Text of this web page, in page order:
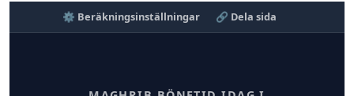
⚙️ Beräkningsinställningar 🔗 Dela sida